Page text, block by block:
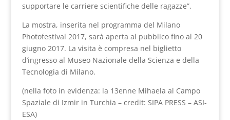
supportare le carriere scientifiche delle ragazze”.
La mostra, inserita nel programma del Milano
Photofestival 2017, sarà aperta al pubblico fino al 20
giugno 2017. La visita è compresa nel biglietto
d’ingresso al Museo Nazionale della Scienza e della
Tecnologia di Milano.
(nella foto in evidenza: la 13enne Mihaela al Campo
Spaziale di Izmir in Turchia – credit: SIPA PRESS – ASI-
ESA)